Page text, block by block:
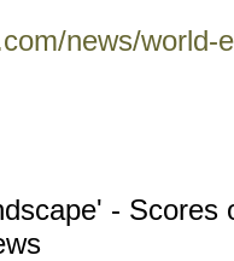
news/world-
-